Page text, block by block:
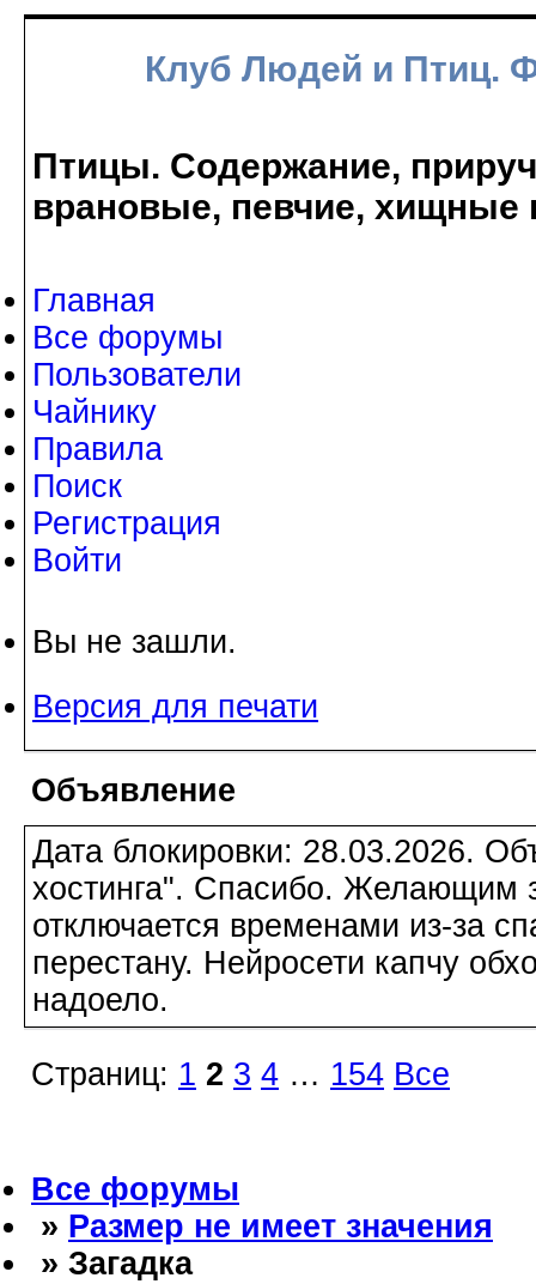
Клуб Людей и Птиц.
Птицы. Содержание,
врановые, певчие, хищные
Главная
Все форумы
Пользователи
Чайнику
Правила
Поиск
Регистрация
Войти
Вы не зашли.
Версия для печати
Объявление
Дата блокировки: 28.03.2026.
хостинга". Спасибо. Желающим
отключается временами из-за
перестану. Нейросети капчу
надоело.
Страниц: 1 2 3 4 … 154 Все
Все форумы
» Размер не имеет значения
» Загадка